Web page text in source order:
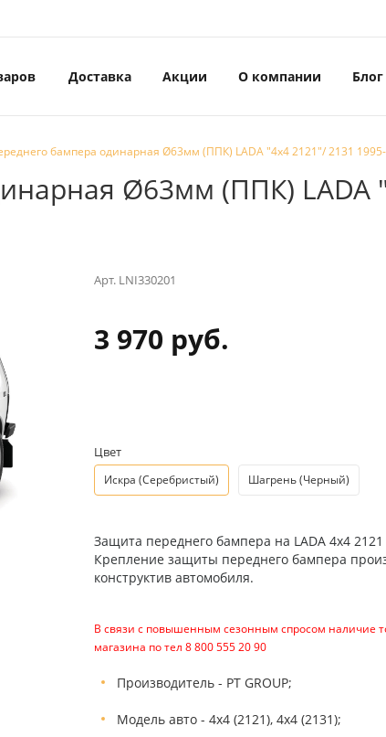
Доставка Акции О компании Блог
бампера одинарная Ø63мм (ППК) LADA "4х4 2121"/ 2131 1995-
Ø63мм (ППК) LADA
Арт. LNI330201
3 970 руб.
Цвет
Искра (Серебристый) Шагрень (Черный)
Защита переднего бампера на LADA 4x4
Крепление защиты переднего бампера
конструктив автомобиля.
В связи с повышенным сезонным спросом наличие
магазина по тел 8 800 555 20 90
Производитель - PT GROUP;
Модель авто - 4x4 (2121), 4x4 (2131);